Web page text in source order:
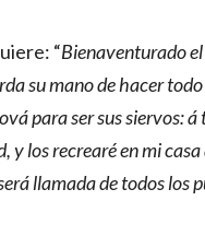
“Bienaventurado
su mano de hacer
para ser sus siervos:
y los recrearé en mi
llamada de todos los